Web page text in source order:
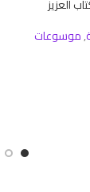
العزيز
,موسوعات